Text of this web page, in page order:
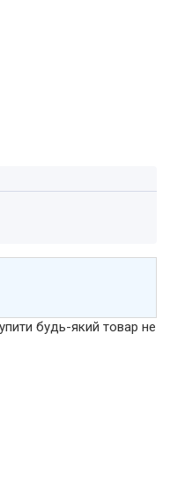
будь-який товар не